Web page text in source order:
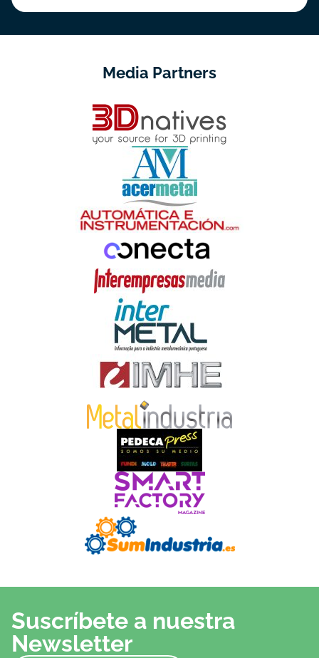
Media Partners
Suscríbete a nuestra
Newsletter